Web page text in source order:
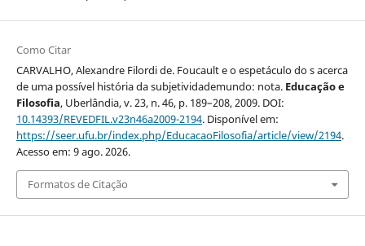
Como Citar
CARVALHO, Alexandre Filordi de. Foucault e o espetáculo do s acerca
de uma possível história da subjetividademundo: nota. Educação e
Filosofia, Uberlândia, v. 23, n. 46, p. 189–208, 2009. DOI:
10.14393/REVEDFIL.v23n46a2009-2194. Disponível em:
https://seer.ufu.br/index.php/EducacaoFilosofia/article/view/2194.
Acesso em: 9 ago. 2026.
Formatos de Citação